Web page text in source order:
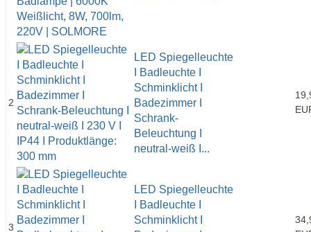
2
LED Spiegelleuchte
I Badleuchte I
Schminklicht I
Badezimmer I
Schrank-
Beleuchtung I
neutral-weiß I...
3
LED Spiegelleuchte
I Badleuchte I
Schminklicht I